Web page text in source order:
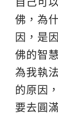
佛，為
因，是
佛的智
為我執
的原因
要去圓